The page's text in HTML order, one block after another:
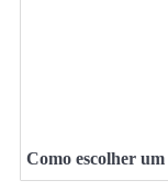
Como escolher